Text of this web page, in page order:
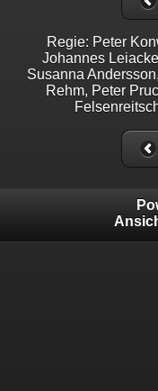
Regie: Peter
Johannes
Susanna
Rehm, Peter